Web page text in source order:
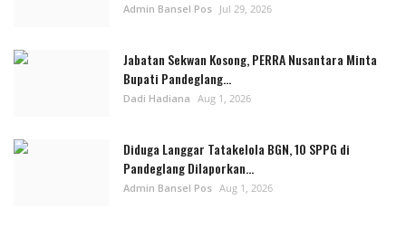
Admin Bansel Pos Jul 29, 2026
Jabatan Sekwan Kosong, PERRA Nusantara Minta
Bupati Pandeglang...
Dadi Hadiana Aug 1, 2026
Diduga Langgar Tatakelola BGN, 10 SPPG di
Pandeglang Dilaporkan...
Admin Bansel Pos Aug 1, 2026